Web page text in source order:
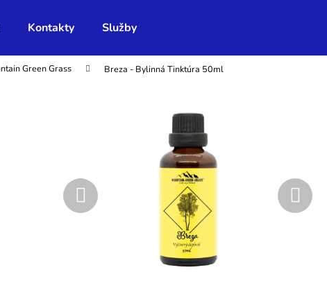
Kontakty Služby
Green Grass Breza - Bylinná Tinktúra 50ml
Čo potrebujete nájsť?
Odporúčame